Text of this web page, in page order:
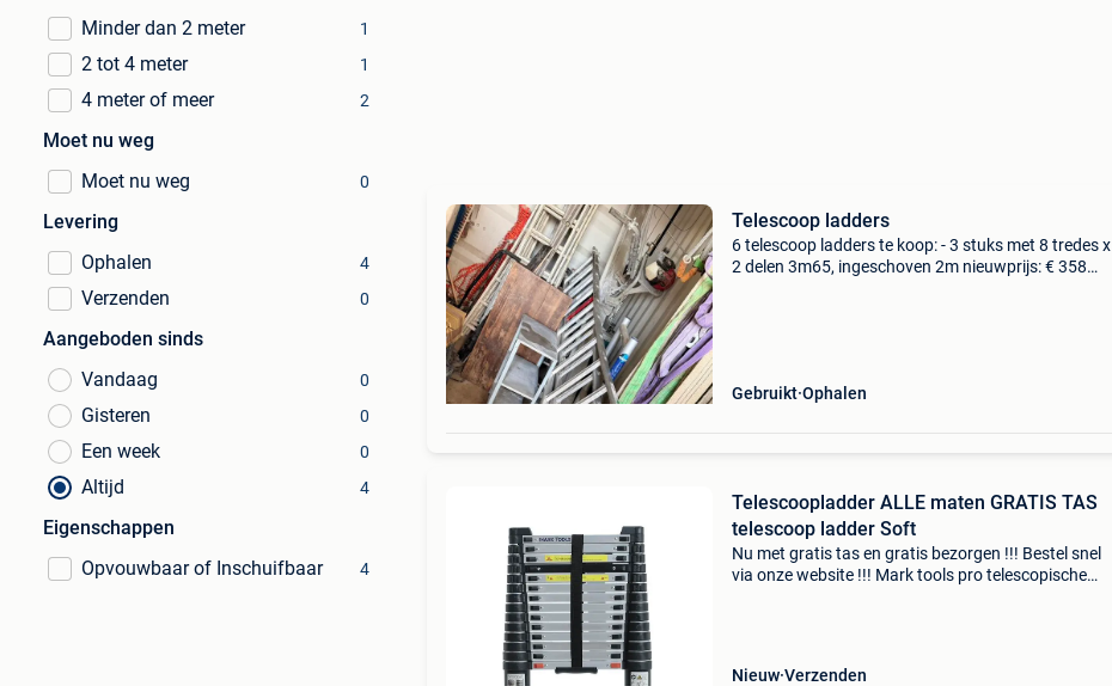
Minder dan 2 meter
1
2 tot 4 meter 1
4 meter of meer 2
Moet nu weg
Moet nu weg
0
Levering
Ophalen
4
Verzenden 0
Aangeboden sinds
Vandaag
0
Gisteren 0
Een week 0
Altijd 4
Eigenschappen
Opvouwbaar of Inschuifbaar
4
Telescoop ladders
6 telescoop ladders te koop: - 3 stuks met 8 tredes x
2 delen 3m65, ingeschoven 2m nieuwprijs: € 358
Gebruikt Ophalen
Telescoopladder ALLE maten GRATIS TAS
telescoop ladder Soft
Nu met gratis tas en gratis bezorgen !!! Bestel snel
via onze website !!! Mark tools pro telescopische
Nieuw Verzenden